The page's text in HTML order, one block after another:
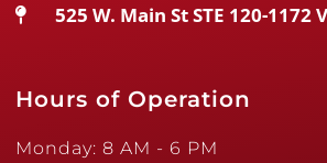
525 W. Main St STE 120-1172
Hours of Operation
Monday: 8 AM - 6 PM